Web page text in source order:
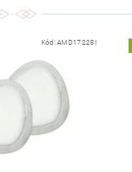
Kód:AMD17228I